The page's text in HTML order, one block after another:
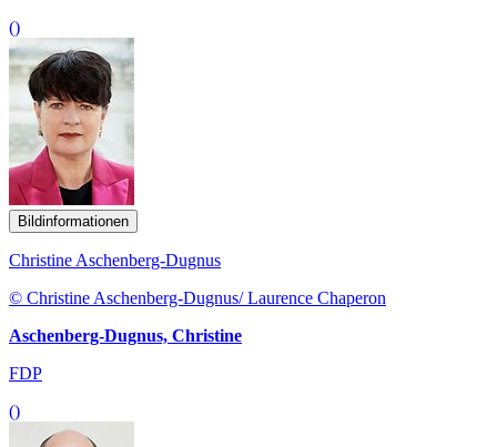
()
Bildinformationen
Christine Aschenberg-Dugnus
© Christine Aschenberg-Dugnus/ Laurence Chaperon
Aschenberg-Dugnus, Christine
FDP
()